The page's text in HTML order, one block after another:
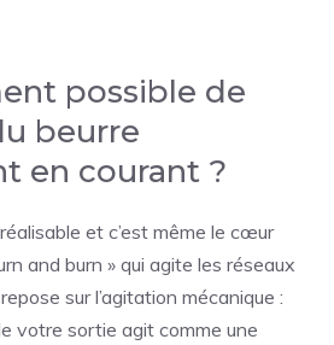
possible de
beurre
en courant ?
et c’est même le cœur
and burn » qui agite les réseaux
sur l’agitation mécanique :
votre sortie agit comme une